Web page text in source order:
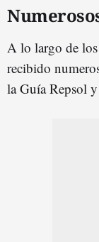
A lo largo de
recibido
la Guía Repsol